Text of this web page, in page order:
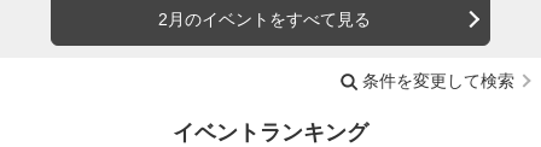
2月のイベントをすべて見る
条件を変更して検索
イベントランキング